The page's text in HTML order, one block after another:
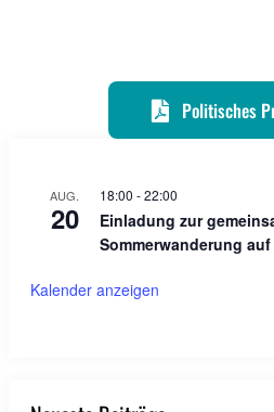
Politisches
AUG.
20
18:00 -22:00
Einladung zur
Sommerwanderung
Kalender anzeigen